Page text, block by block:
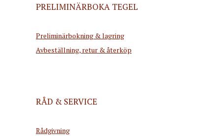
PRELIMINÄRBOKA TEGEL
Preliminärbokning & lagring
Avbeställning, retur & återköp
RÅD & SERVICE
Rådgivning